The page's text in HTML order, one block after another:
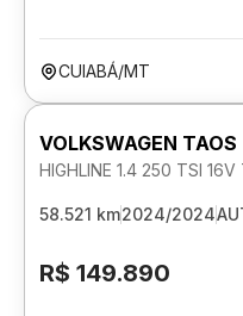
CUIABÁ/MT
VOLKSWAGEN TAOS
HIGHLINE 1.4 250 TSI
58.521 km2024/2024
R$ 149.890